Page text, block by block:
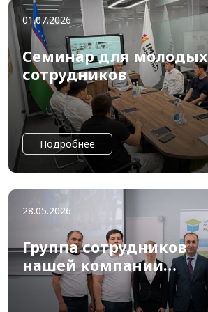
01.07.2026
Семинар для молодых
сотрудников
Подробнее
28.05.2026
Группа сотрудников
нашей компании
успешно прошла
обучение в Праге.